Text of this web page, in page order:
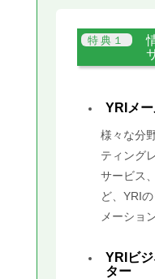
YRIメ
様々な分
ティング
サービス
ど、YRI
メーショ
YRIビ
ター